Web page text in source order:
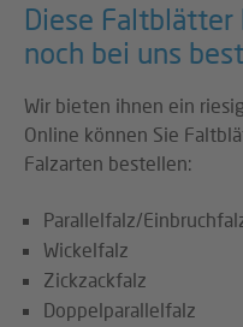
Diese Faltblätter
noch bei uns
Wir bieten ihnen ein
Online können Sie
Falzarten bestellen:
Parallelfalz/
Wickelfalz
Zickzackfalz
Doppelparallelfalz